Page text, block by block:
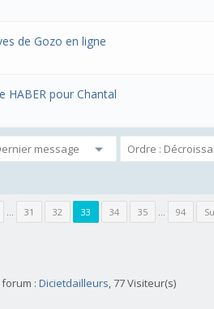
de Gozo en ligne
HABER pour Chantal
… 31 32 33 34 35 … 94
: Dicietdailleurs , 77 Visiteur(s)